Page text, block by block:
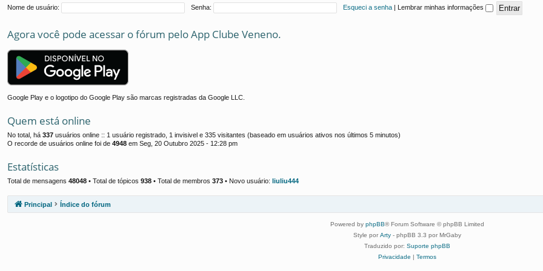
Nome de usuário: Senha: Esqueci a senha Lembrar minhas informações
Agora você pode acessar o fórum pelo App Clube Veneno.
Google Play e o logotipo do Google Play são marcas registradas da Google LLC.
Quem está online
No total, há 337 usuários online :: 1 usuário registrado, 1 invisivel e 335 visitantes (baseado em usuários ativos nos últimos 5 minutos)
O recorde de usuários online foi de 4948 em Seg, 20 Outubro 2025 - 12:28 pm
Estatísticas
Total de mensagens 48048 • Total de tópicos 938 • Total de membros 373 • Novo usuário: liuliu444
Principal Índice do fórum
Powered by phpBB® Forum Software © phpBB Limited
Style por Arty - phpBB 3.3 por MrGaby
Traduzido por: Suporte phpBB
Privacidade | Termos